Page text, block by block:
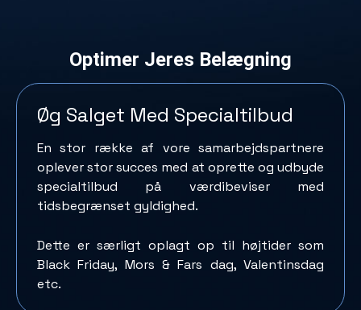
Optimer Jeres Belægning
Øg Salget Med Specialtilbud
En stor række af vore samarbejdspartnere
oplever stor succes med at oprette og udbyde
specialtilbud på værdibeviser med
tidsbegrænset gyldighed.
Dette er særligt oplagt op til højtider som
Black Friday, Mors & Fars dag, Valentinsdag
etc.